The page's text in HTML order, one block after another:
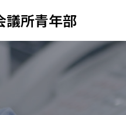
議所青年部